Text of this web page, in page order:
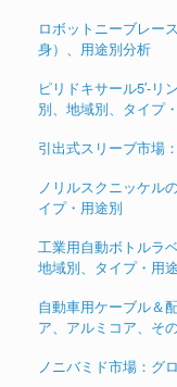
ロボットニーブレー
身）、用途別分析
ピリドキサール5′-リ
別、地域別、タイプ
引出式スリーブ市場
ノリルスクニッケル
イプ・用途別
工業用自動ボトルラ
地域別、タイプ・用
自動車用ケーブル＆
ア、アルミコア、そ
ノニバミド市場：グ